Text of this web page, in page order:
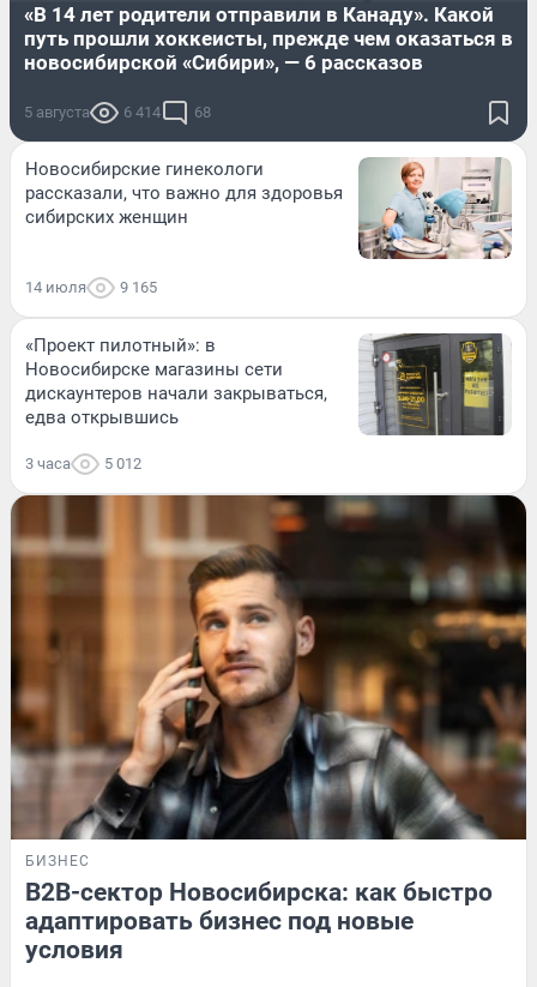
«В 14 лет родители отправили в Канаду». Какой
путь прошли хоккеисты, прежде чем оказаться в
новосибирской «Сибири», — 6 рассказов
5 августа 6 414 68
Новосибирские гинекологи
рассказали, что важно для здоровья
сибирских женщин
14 июля 9 165
«Проект пилотный»: в
Новосибирске магазины сети
дискаунтеров начали закрываться,
едва открывшись
3 часа 5 012
БИЗНЕС
B2B-сектор Новосибирска: как быстро
адаптировать бизнес под новые
условия